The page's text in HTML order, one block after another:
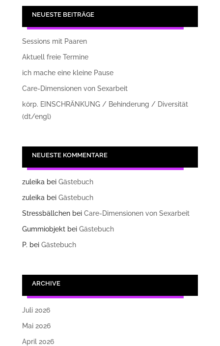
NEUESTE BEITRÄGE
Sessions mit Paaren
Aktuell freie Termine
ich mache eine kleine Pause
Care-Dimensionen von Sexarbeit
körp. EINSCHRÄNKUNG / Behinderung / Diversität
(dt/engl)
NEUESTE KOMMENTARE
zuleika bei Gästebuch
zuleika bei Gästebuch
Stressbällchenbei Care-Dimensionen von Sexarbeit
Gummiobjektbei Gästebuch
P. bei Gästebuch
ARCHIVE
Juli 2026
Mai 2026
April 2026